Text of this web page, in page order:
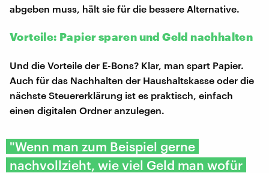
abgeben muss, hält sie für die bessere Alternative.
Vorteile: Papier sparen und Geld nachhalten
Und die Vorteile der E-Bons? Klar, man spart Papier.
Auch für das Nachhalten der Haushaltskasse oder die
nächste Steuererklärung ist es praktisch, einfach
einen digitalen Ordner anzulegen.
"Wenn man zum Beispiel gerne
nachvollzieht, wie viel Geld man wofür